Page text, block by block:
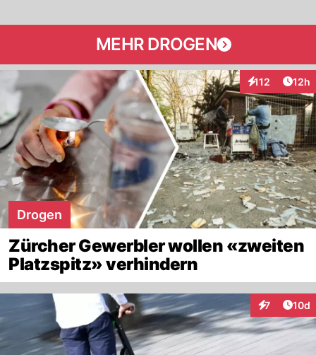
MEHR DROGEN
112
Interaktionen
12h
Drogen
Zürcher Gewerbler wollen «zweiten
Platzspitz» verhindern
7 10d